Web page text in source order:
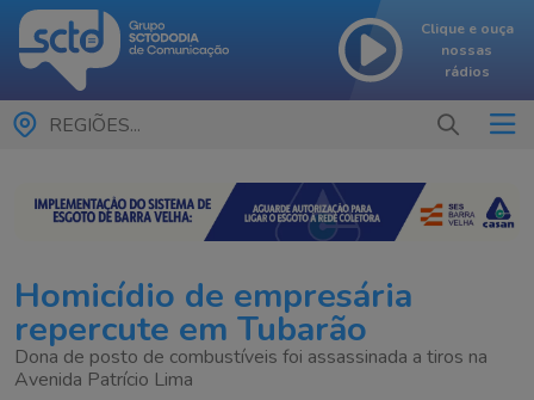
Clique e ouça
nossas
rádios
REGIÕES...
Homicídio de empresária
repercute em Tubarão
Dona de posto de combustíveis foi assassinada a tiros na
Avenida Patrício Lima